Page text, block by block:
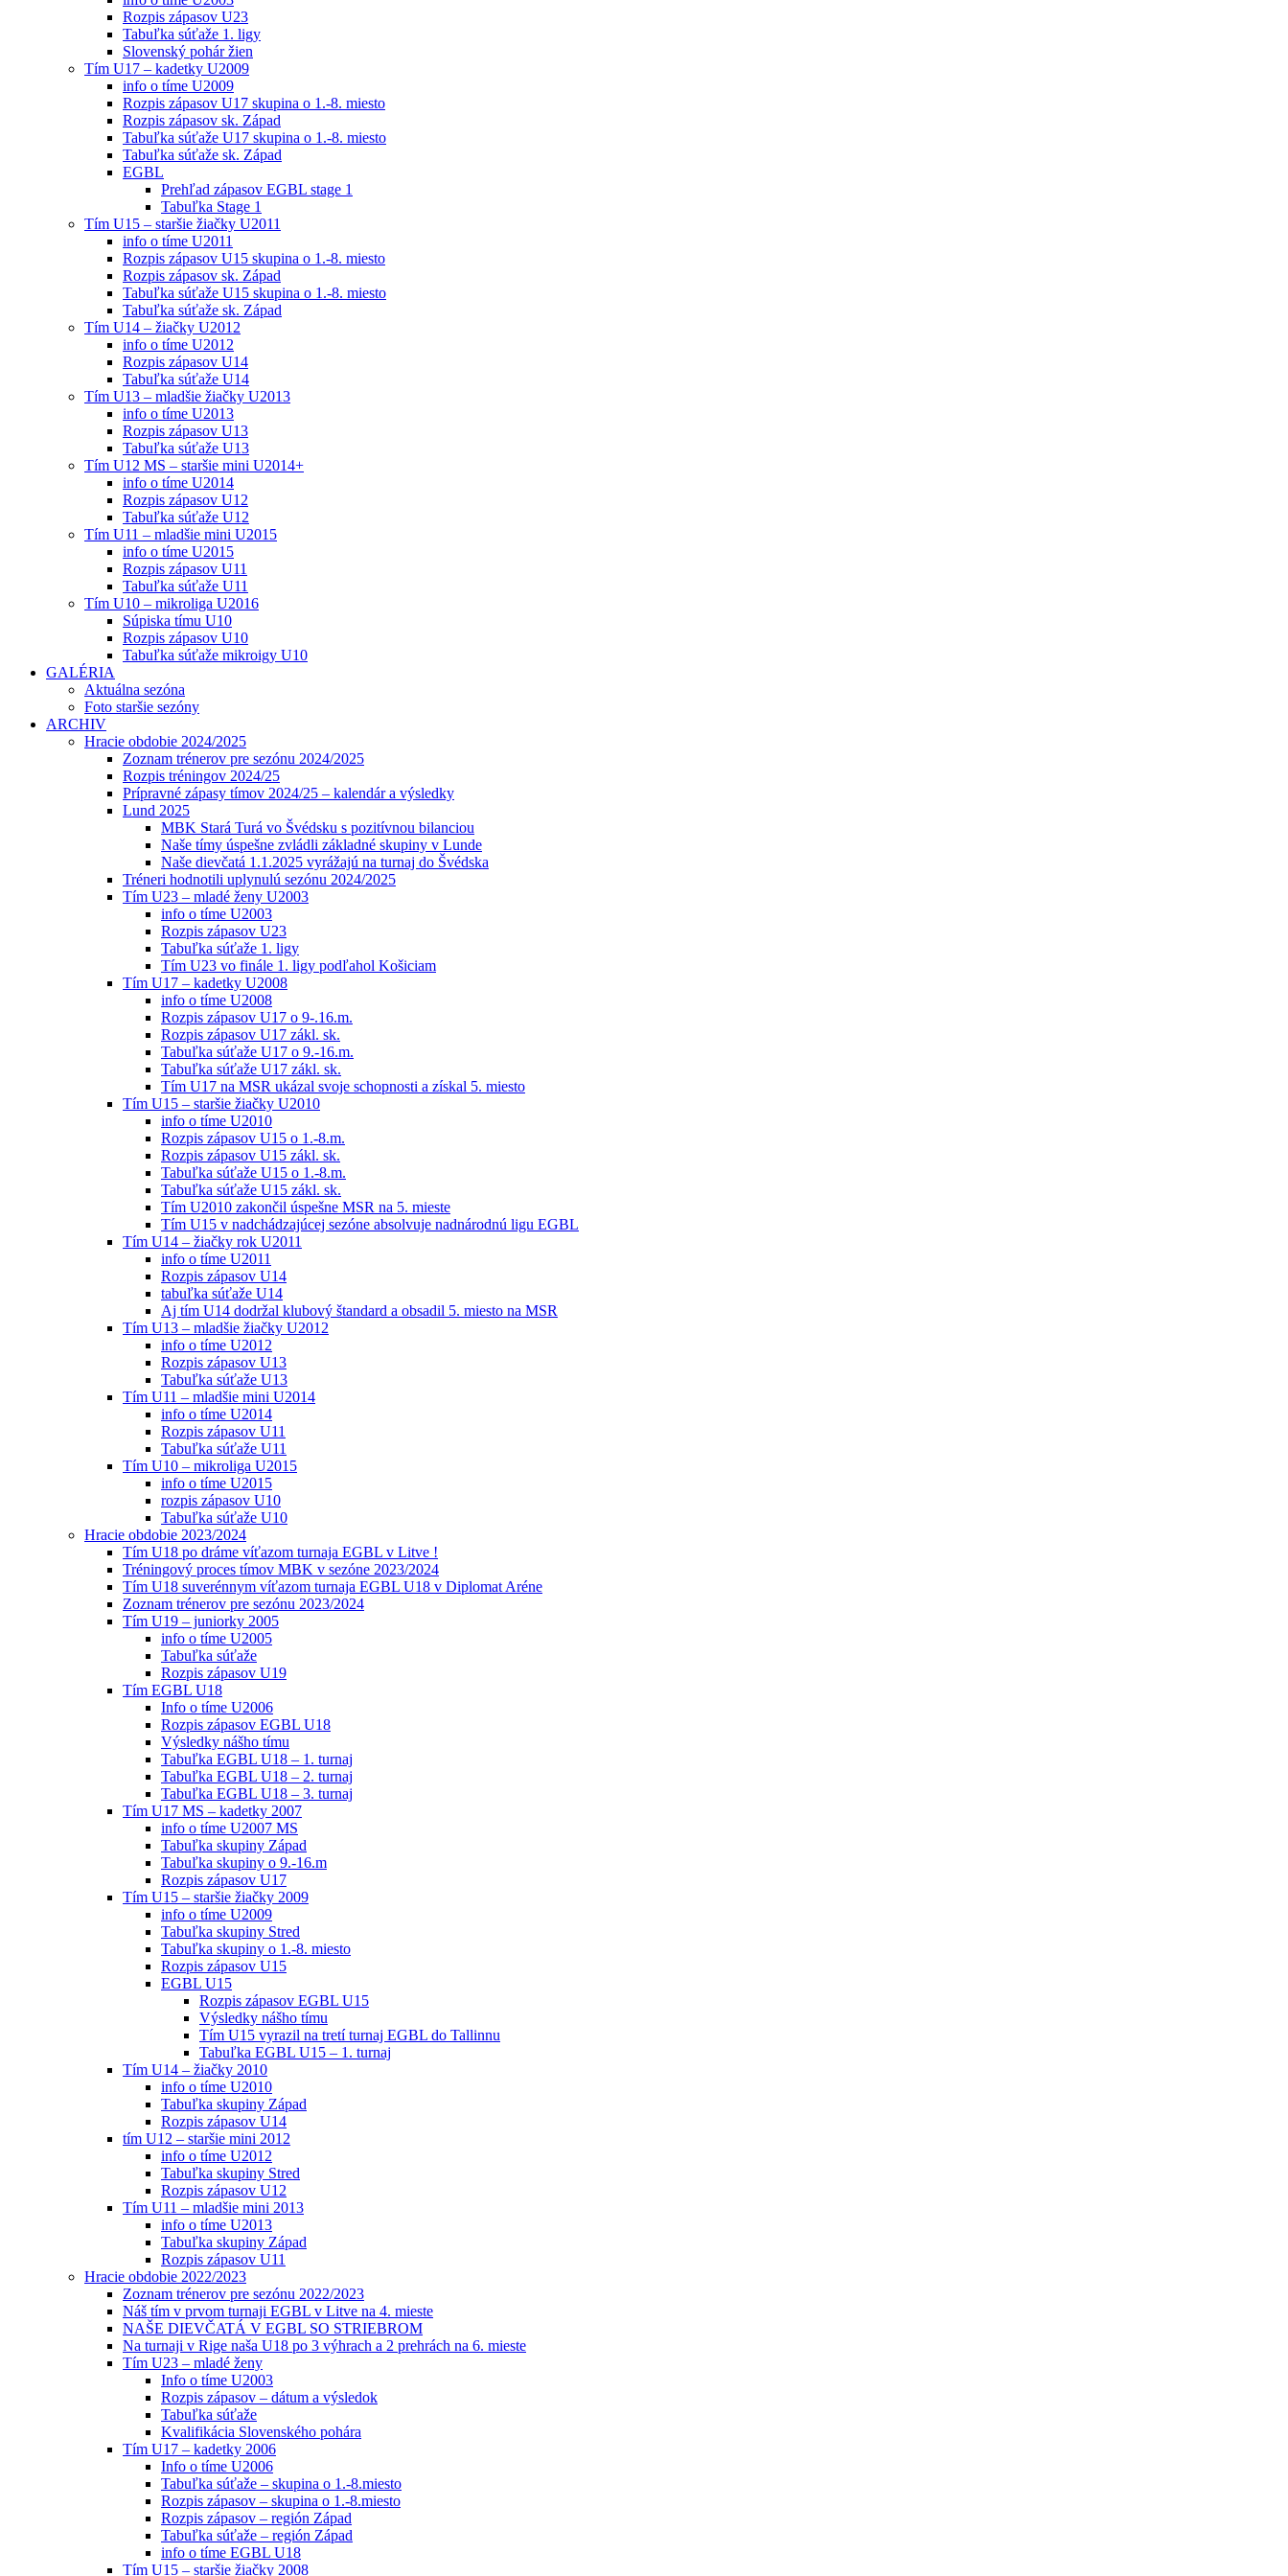
Rozpis zápasov U23
Tabuľka súťaže 1. ligy
Slovenský pohár žien
Tím U17 – kadetky U2009
info o tíme U2009
Rozpis zápasov U17 skupina o 1.-8. miesto
Rozpis zápasov sk. Západ
Tabuľka súťaže U17 skupina o 1.-8. miesto
Tabuľka súťaže sk. Západ
EGBL
Prehľad zápasov EGBL stage 1
Tabuľka Stage 1
Tím U15 – staršie žiačky U2011
info o tíme U2011
Rozpis zápasov U15 skupina o 1.-8. miesto
Rozpis zápasov sk. Západ
Tabuľka súťaže U15 skupina o 1.-8. miesto
Tabuľka súťaže sk. Západ
Tím U14 – žiačky U2012
info o tíme U2012
Rozpis zápasov U14
Tabuľka súťaže U14
Tím U13 – mladšie žiačky U2013
info o tíme U2013
Rozpis zápasov U13
Tabuľka súťaže U13
Tím U12 MS – staršie mini U2014+
info o tíme U2014
Rozpis zápasov U12
Tabuľka súťaže U12
Tím U11 – mladšie mini U2015
info o tíme U2015
Rozpis zápasov U11
Tabuľka súťaže U11
Tím U10 – mikroliga U2016
Súpiska tímu U10
Rozpis zápasov U10
Tabuľka súťaže mikroigy U10
GALÉRIA
Aktuálna sezóna
Foto staršie sezóny
ARCHIV
Hracie obdobie 2024/2025
Zoznam trénerov pre sezónu 2024/2025
Rozpis tréningov 2024/25
Prípravné zápasy tímov 2024/25 – kalendár a výsledky
Lund 2025
MBK Stará Turá vo Švédsku s pozitívnou bilanciou
Naše tímy úspešne zvládli základné skupiny v Lunde
Naše dievčatá 1.1.2025 vyrážajú na turnaj do Švédska
Tréneri hodnotili uplynulú sezónu 2024/2025
Tím U23 – mladé ženy U2003
info o tíme U2003
Rozpis zápasov U23
Tabuľka súťaže 1. ligy
Tím U23 vo finále 1. ligy podľahol Košiciam
Tím U17 – kadetky U2008
info o tíme U2008
Rozpis zápasov U17 o 9-.16.m.
Rozpis zápasov U17 zákl. sk.
Tabuľka súťaže U17 o 9.-16.m.
Tabuľka súťaže U17 zákl. sk.
Tím U17 na MSR ukázal svoje schopnosti a získal 5. miesto
Tím U15 – staršie žiačky U2010
info o tíme U2010
Rozpis zápasov U15 o 1.-8.m.
Rozpis zápasov U15 zákl. sk.
Tabuľka súťaže U15 o 1.-8.m.
Tabuľka súťaže U15 zákl. sk.
Tím U2010 zakončil úspešne MSR na 5. mieste
Tím U15 v nadchádzajúcej sezóne absolvuje nadnárodnú ligu EGBL
Tím U14 – žiačky rok U2011
info o tíme U2011
Rozpis zápasov U14
tabuľka súťaže U14
Aj tím U14 dodržal klubový štandard a obsadil 5. miesto na MSR
Tím U13 – mladšie žiačky U2012
info o tíme U2012
Rozpis zápasov U13
Tabuľka súťaže U13
Tím U11 – mladšie mini U2014
info o tíme U2014
Rozpis zápasov U11
Tabuľka súťaže U11
Tím U10 – mikroliga U2015
info o tíme U2015
rozpis zápasov U10
Tabuľka súťaže U10
Hracie obdobie 2023/2024
Tím U18 po dráme víťazom turnaja EGBL v Litve !
Tréningový proces tímov MBK v sezóne 2023/2024
Tím U18 suverénnym víťazom turnaja EGBL U18 v Diplomat Aréne
Zoznam trénerov pre sezónu 2023/2024
Tím U19 – juniorky 2005
info o tíme U2005
Tabuľka súťaže
Rozpis zápasov U19
Tím EGBL U18
Info o tíme U2006
Rozpis zápasov EGBL U18
Výsledky nášho tímu
Tabuľka EGBL U18 – 1. turnaj
Tabuľka EGBL U18 – 2. turnaj
Tabuľka EGBL U18 – 3. turnaj
Tím U17 MS – kadetky 2007
info o tíme U2007 MS
Tabuľka skupiny Západ
Tabuľka skupiny o 9.-16.m
Rozpis zápasov U17
Tím U15 – staršie žiačky 2009
info o tíme U2009
Tabuľka skupiny Stred
Tabuľka skupiny o 1.-8. miesto
Rozpis zápasov U15
EGBL U15
Rozpis zápasov EGBL U15
Výsledky nášho tímu
Tím U15 vyrazil na tretí turnaj EGBL do Tallinnu
Tabuľka EGBL U15 – 1. turnaj
Tím U14 – žiačky 2010
info o tíme U2010
Tabuľka skupiny Západ
Rozpis zápasov U14
tím U12 – staršie mini 2012
info o tíme U2012
Tabuľka skupiny Stred
Rozpis zápasov U12
Tím U11 – mladšie mini 2013
info o tíme U2013
Tabuľka skupiny Západ
Rozpis zápasov U11
Hracie obdobie 2022/2023
Zoznam trénerov pre sezónu 2022/2023
Náš tím v prvom turnaji EGBL v Litve na 4. mieste
NAŠE DIEVČATÁ V EGBL SO STRIEBROM
Na turnaji v Rige naša U18 po 3 výhrach a 2 prehrách na 6. mieste
Tím U23 – mladé ženy
Info o tíme U2003
Rozpis zápasov – dátum a výsledok
Tabuľka súťaže
Kvalifikácia Slovenského pohára
Tím U17 – kadetky 2006
Info o tíme U2006
Tabuľka súťaže – skupina o 1.-8.miesto
Rozpis zápasov – skupina o 1.-8.miesto
Rozpis zápasov – región Západ
Tabuľka súťaže – región Západ
info o tíme EGBL U18
Tím U15 – staršie žiačky 2008